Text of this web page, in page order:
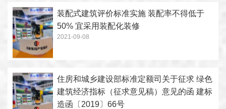
装配式建筑评价标准实施 装配率不得低于
50% 宜采用装配化装修
2021-09-08
住房和城乡建设部标准定额司关于征求 绿色
建筑经济指标（征求意见稿）意见的函 建标
造函〔2019〕66号